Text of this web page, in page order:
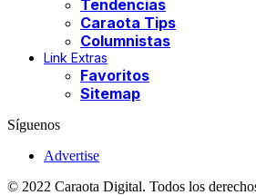
Tendencias
Caraota Tips
Columnistas
Link Extras
Favoritos
Sitemap
Síguenos
Advertise
© 2022 Caraota Digital. Todos los